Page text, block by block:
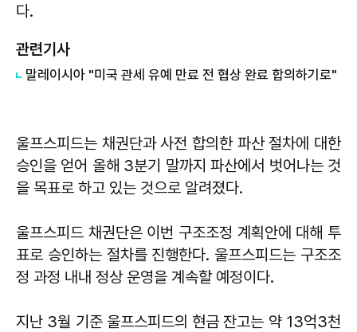
다.
관련기사
말레이시아 "미국 관세 유예 만료 전 협상 완료 합의하기로"
울프스피드는 채권단과 사전 합의한 파산 절차에 대한
승인을 얻어 올해 3분기 말까지 파산에서 벗어나는 것
을 목표로 하고 있는 것으로 알려졌다.
울프스피드 채권단은 이번 구조조정 계획안에 대해 투
표로 승인하는 절차를 진행한다. 울프스피드는 구조조
정 과정 내내 정상 운영을 계속할 예정이다.
지난 3월 기준 울프스피드의 현금 잔고는 약 13억3천